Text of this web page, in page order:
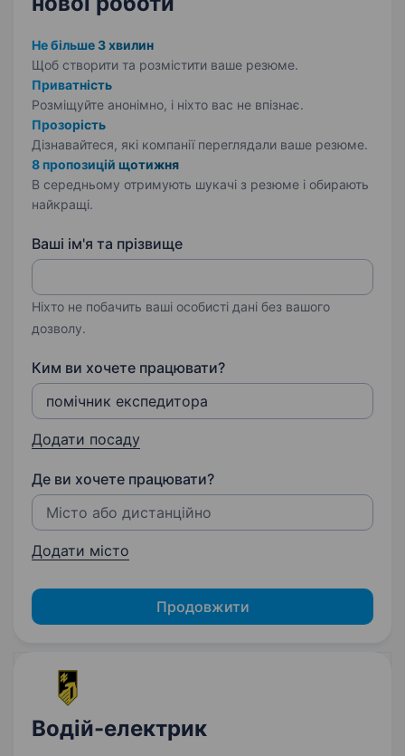
Не більше 3 хвилин
Щоб створити та розмістити ваше резюме.
Приватність
Розміщуйте анонімно, і ніхто вас не впізнає.
Прозорість
Дізнавайтеся, які компанії переглядали ваше резюме.
8 пропозицій щотижня
В середньому отримують шукачі з резюме і обирають
найкращі.
Ваші ім'я та прізвище
Ніхто не побачить ваші особисті дані без вашого
дозволу.
Ким ви хочете працювати?
Додати посаду
Де ви хочете працювати?
Додати місто
Продовжити
Водій-електрик